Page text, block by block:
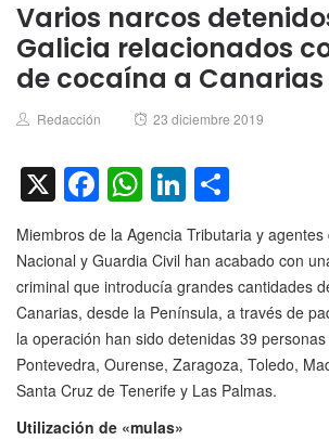
Varios narcos
Galicia relacionados
de cocaína a Canarias
Author
Redacción
Posted
23 diciembre 2019
X Facebook
WhatsApp
LinkedIn
Miembros de la Agencia Tributaria y
Nacional y Guardia Civil han acabado con
criminal que introducía grandes cantidades
Canarias, desde la Península, a través de
la operación han sido detenidas 39
Pontevedra, Ourense, Zaragoza, Toledo,
Santa Cruz de Tenerife y Las Palmas.
Utilización de «mulas»